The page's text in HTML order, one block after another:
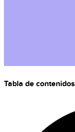
Tabla de contenidos